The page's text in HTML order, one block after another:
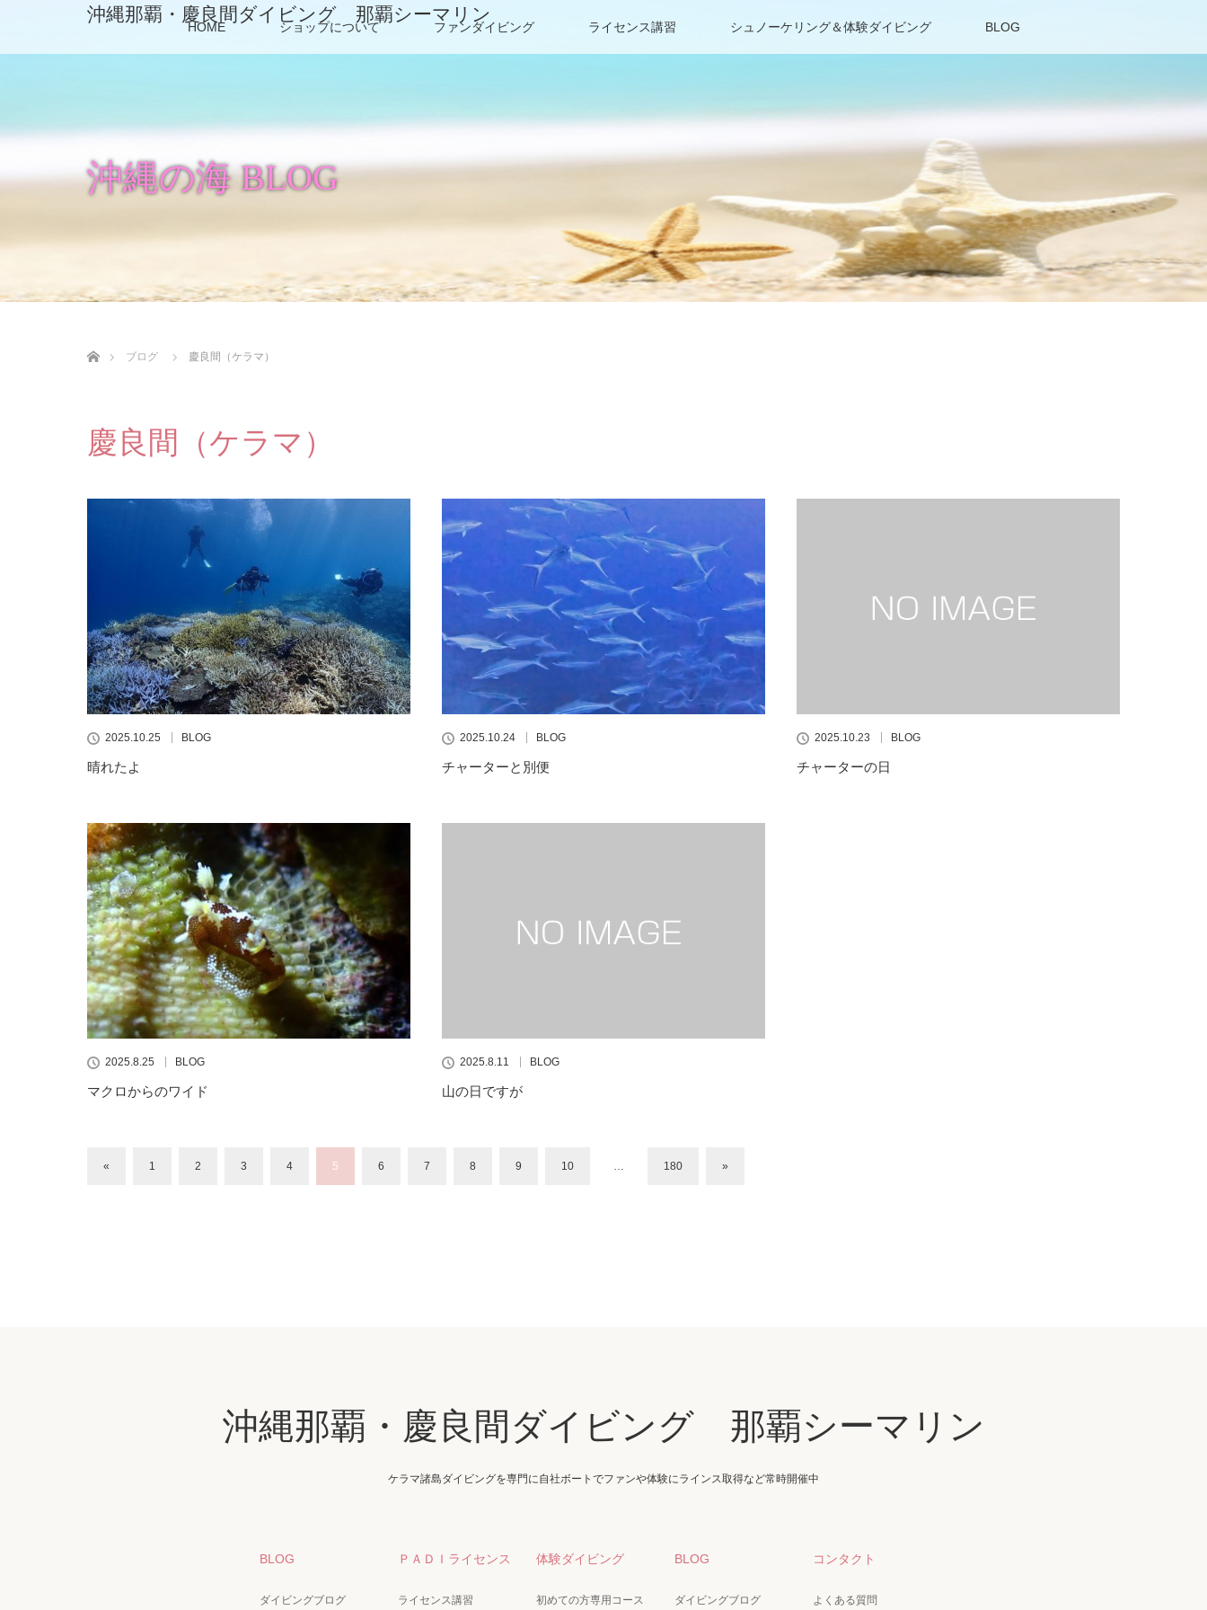
沖縄那覇・慶良間ダイビング 那覇シーマリン
HOME ショップについて ファンダイビング ライセンス講習 シュノーケリング＆体験ダイビング BLOG
沖縄の海 BLOG
ブログ
慶良間（ケラマ）
慶良間（ケラマ）
2025.10.25 BLOG
晴れたよ
2025.10.24 BLOG
チャーターと別便
2025.10.23 BLOG
チャーターの日
2025.8.25 BLOG
マクロからのワイド
2025.8.11 BLOG
山の日ですが
« 1 2 3 4 5 6 7 8 9 10 … 180 »
沖縄那覇・慶良間ダイビング 那覇シーマリン
ケラマ諸島ダイビングを専門に自社ボートでファンや体験にラインス取得など常時開催中
BLOG
ダイビングブログ
ＰＡＤＩライセンス
ライセンス講習
体験ダイビング
初めての方専用コース
BLOG
ダイビングブログ
コンタクト
よくある質問